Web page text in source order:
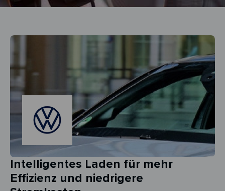
Intelligentes Laden für mehr
Effizienz und niedrigere